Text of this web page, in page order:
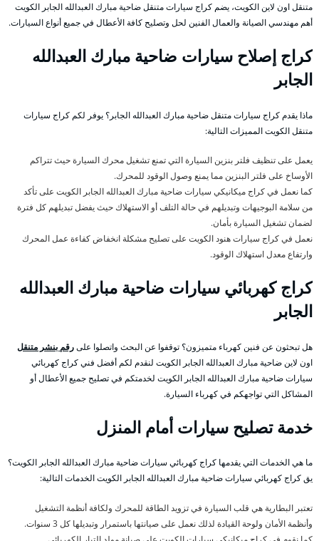
متنقل اون لاين الكويت، يضم كراج سيارات متنقل ضاحية مبارك العبدالله الجابر الكويت
أهم مهندسي الصيانة والعمال الفنين لحل وتصليح كافة الأعطال في جميع أنواع السيارات.
كراج إصلاح سيارات ضاحية مبارك العبدالله
الجابر
ماذا يقدم كراج سيارات متنقل ضاحية مبارك العبدالله الجابر؟ يوفر لكم كراج سيارات
متنقل الكويت المميزات التالية:
يعمل على تنظيف فلتر بنزين السيارة التي تمنع تشغيل محرك السيارة حيث تتراكم
الأوساخ على فلتر البنزين مما يمنع وصول الوقود للمحرك.
كما نعمل في كراج ميكانيكي سيارات ضاحية مبارك العبدالله الجابر الكويت على تأكد
من سلامة البوجيهات وتبديلهم في حالة التلف أو الاستهلاك حيث يفضل تبديلهم كل فترة
لضمان تشغيل السيارة بأمان.
نعمل في كراج سيارات هنود الكويت على تصليح مشكلة انخفاض كفاءة عمل المحرك
وارتفاع معدل استهلاك الوقود.
كراج كهربائي سيارات ضاحية مبارك العبدالله
الجابر
هل تبحثون عن فنين كهرباء متميزون؟ توقفوا عن البحث واتصلوا علىرقم بنشر متنقل
اون لاين ضاحية مبارك العبدالله الجابر الكويت لنقدم لكم أفضل فني كراج كهربائي
سيارات ضاحية مبارك العبدالله الجابر الكويت لخدمتكم في تصليح جميع الأعطال أو
المشاكل التي تواجهكم في كهرباء السيارة.
خدمة تصليح سيارات أمام المنزل
ما هي الخدمات التي يقدمها كراج كهربائي سيارات ضاحية مبارك العبدالله الجابر الكويت؟
يق كراج كهربائي سيارات ضاحية مبارك العبدالله الجابر الكويت الخدمات التالية:
تعتبر البطارية هي قلب السيارة في تزويد الطاقة للمحرك ولكافة أنظمة التشغيل
وأنظمة الأمان ولوحة القيادة لذلك نعمل على صيانتها باستمرار وتبديلها كل 3 سنوات.